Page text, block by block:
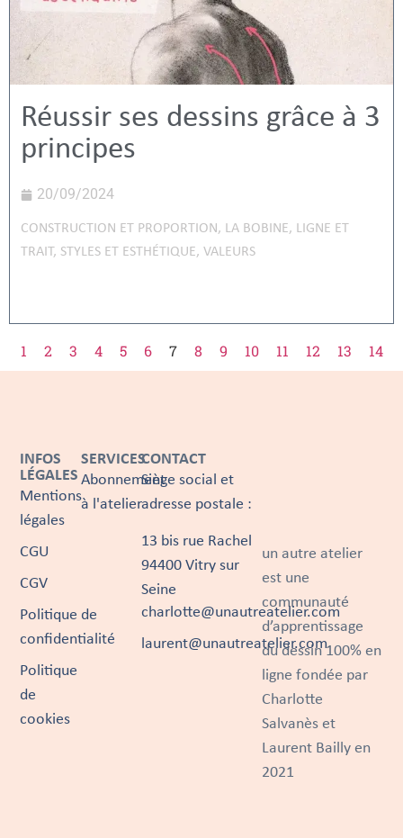
Réussir ses dessins grâce à 3
principes
20/09/2024
CONSTRUCTION ET PROPORTION, LA BOBINE, LIGNE ET
TRAIT, STYLES ET ESTHÉTIQUE, VALEURS
1 2 3 4 5 6 7 8 9 10 11 12 13 14
un autre atelier
est une
communauté
d’apprentissage
du dessin 100% en
ligne fondée par
Charlotte
Salvanès et
Laurent Bailly en
2021
SERVICES
Abonnement
à l'atelier
INFOS
LÉGALES
Mentions
légales
CGU
CGV
Politique de
confidentialité
Politique
de
cookies
CONTACT
Siège social et
adresse postale :
13 bis rue Rachel
94400 Vitry sur
Seine
charlotte@unautreatelier.com
laurent@unautreatelier.com